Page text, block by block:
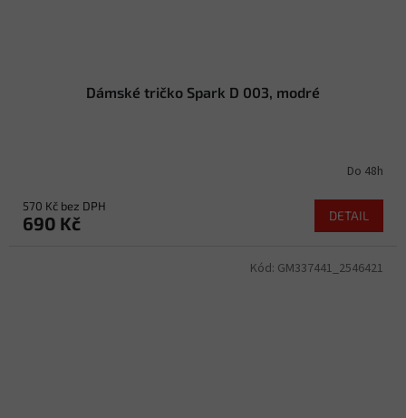
Dámské tričko Spark D 003, modré
Do 48h
570 Kč bez DPH
690 Kč DETAIL
Kód: GM337441_2546421